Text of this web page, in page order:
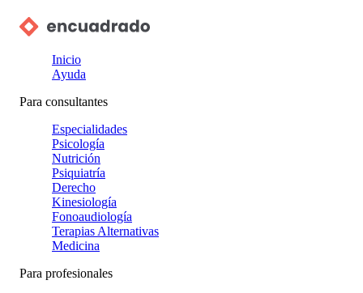
Inicio
Ayuda
Para consultantes
Especialidades
Psicología
Nutrición
Psiquiatría
Derecho
Kinesiología
Fonoaudiología
Terapias Alternativas
Medicina
Para profesionales